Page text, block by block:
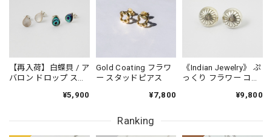
【再入荷】白蝶貝 / ア
バロン ドロップ スタ
アス プチピアス¥5,900
Gold Coating フラワ
ー スタッドピアス
¥7,800
《Indian Jewelry》 ぷ
っくり フラワー コン
¥9,800
Ranking